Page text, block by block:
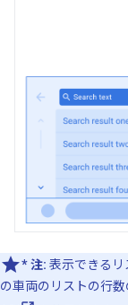
* 注: 表示できるリ
の車両のリストの行数